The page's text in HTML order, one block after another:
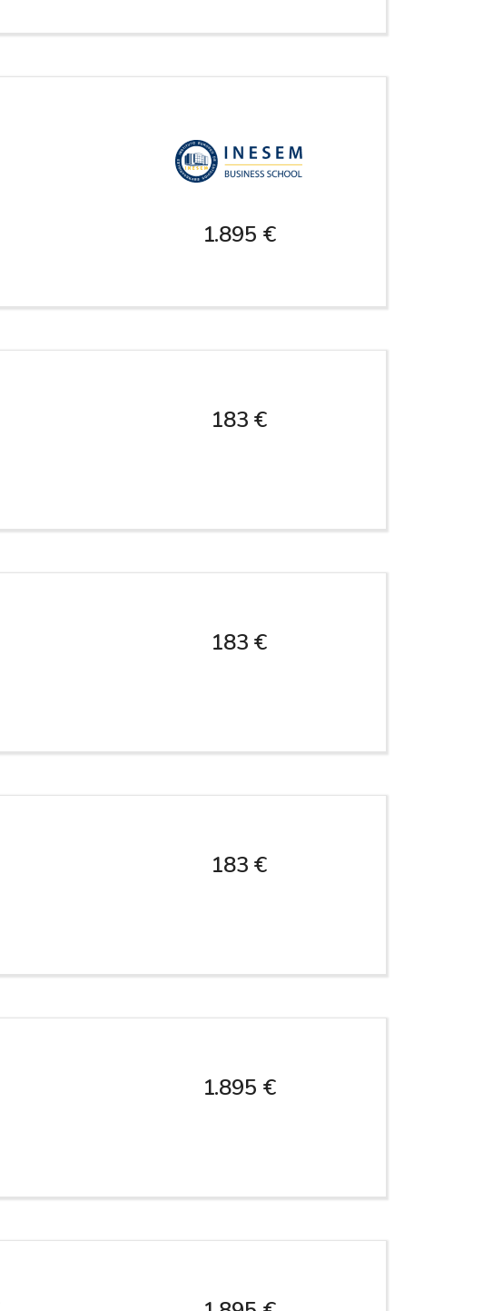
1.895 €
183 €
183 €
183 €
1.895 €